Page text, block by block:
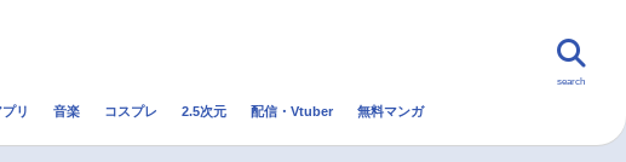
search
リ 音楽 コスプレ 2.5次元 配信・Vtuber 無料マンガ